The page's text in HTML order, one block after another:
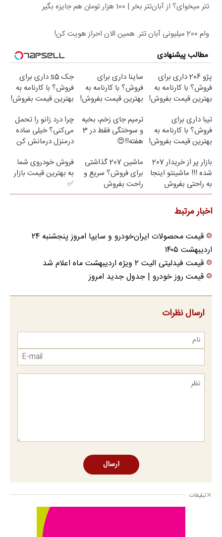
تتر میخوای؟ از آبان‌تتر بخر | 100 هزار تومان هم جایزه بگیر
وام 200 میلیونی آبان تتر. همین الان احراز هویت کن!
مطالب پیشنهادی
پژو 206 داری برای
فروش؟ با کارنامه به
بهترین قیمت بفروش!
ساینا داری برای
فروش؟ با کارنامه به
بهترین قیمت بفروش!
جک s5 داری برای
فروش؟ با کارنامه به
بهترین قیمت بفروش!
تیبا داری برای
فروش؟ با کارنامه به
بهترین قیمت بفروش!
ترمیم جای زخم، بخیه
و سوختگی فقط در 3
هفته!!😍
چرا درد زانو را تحمل
می‌کنی؟ خیلی ساده
درمنزل درمانش کن
بازار پر از خریدار 207
شده !!! ماشینتو اینجا
به راحتی بفروش
ماشین 207 گذاشتی
برای فروش؟ سریع و
راحت بفروش
فروش خودروی شما
به بهترین قیمت بازار
✅
اخبار مرتبط
قیمت محصولات ایران‌خودرو و سایپا امروز پنجشنبه ۲۴
اردیبهشت ۱۴۰۵
قیمت فیدلیتی الیت ۲ ویژه اردیبهشت ماه اعلام شد
قیمت روز خودرو | جدول جدید امروز
ارسال نظرات
ارسال
تبلیغات